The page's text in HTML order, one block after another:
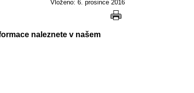
Vloženo: 6. prosince 2016
naleznete v našem